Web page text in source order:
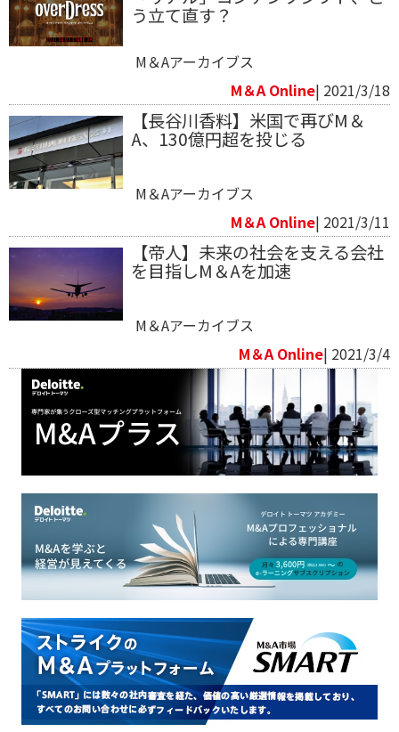
う立て直す？
M＆Aアーカイブス
M＆A Online| 2021/3/18
【長谷川香料】米国で再びM＆
A、130億円超を投じる
M＆Aアーカイブス
M＆A Online| 2021/3/11
【帝人】未来の社会を支える会社
を目指しM＆Aを加速
M＆Aアーカイブス
M＆A Online| 2021/3/4